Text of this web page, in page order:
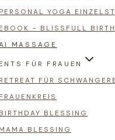
PERSONAL YOGA
EBOOK – BLISSFULL BIRTH
MASSAGE
FÜR FRAUEN
RETREAT FÜR SCHWANGERE
FRAUENKREIS
BIRTHDAY BLESSING
MAMA BLESSING